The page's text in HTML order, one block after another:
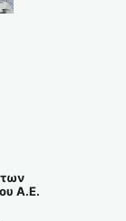
των
Α.Ε.